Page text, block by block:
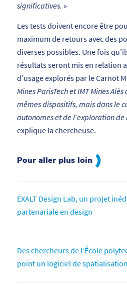
significatives. »
Les tests doivent encore être
maximum de retours avec des
diverses possibles. Une fois
résultats seront mis en relation
d’usage explorés par le Carnot
Mines ParisTech et IMT Mines
mêmes dispositifs, mais dans le
autonomes et de l’exploration
explique la chercheuse.
Pour aller plus loin
EXALT Design Lab, un projet
partenariale en design
Des chercheurs de l’École
point un logiciel de